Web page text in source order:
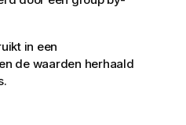
in een
de waarden herhaald